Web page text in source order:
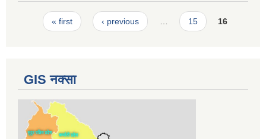
Pages
« first ‹ previous … 15 16
GIS नक्सा